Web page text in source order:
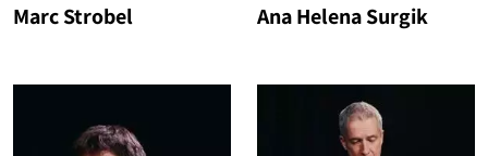
Marc Strobel Ana Helena Surgik